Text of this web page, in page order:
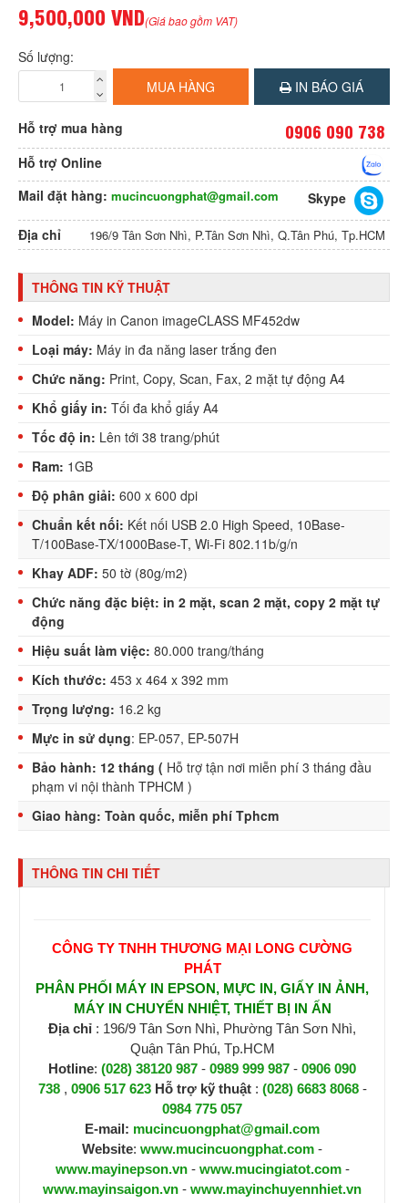
9,500,000 VND(Giá bao gồm VAT)
Số lượng:
MUA HÀNG
IN BÁO GIÁ
Hỗ trợ mua hàng 0906 090 738
Hỗ trợ Online
Mail đặt hàng: mucincuongphat@gmail.com
Skype
Địa chỉ
196/9 Tân Sơn Nhì, P.Tân Sơn Nhì, Q.Tân Phú, Tp.HCM
THÔNG TIN KỸ THUẬT
Model: Máy in Canon imageCLASS MF452dw
Loại máy: Máy in đa năng laser trắng đen
Chức năng: Print, Copy, Scan, Fax, 2 mặt tự động A4
Khổ giấy in: Tối đa khổ giấy A4
Tốc độ in: Lên tới 38 trang/phút
Ram: 1GB
Độ phân giải: 600 x 600 dpi
Chuẩn kết nối: Kết nối USB 2.0 High Speed, 10Base-
T/100Base-TX/1000Base-T, Wi-Fi 802.11b/g/n
Khay ADF: 50 tờ (80g/m2)
Chức năng đặc biệt: in 2 mặt, scan 2 mặt, copy 2 mặt tự
động
Hiệu suất làm việc: 80.000 trang/tháng
Kích thước: 453 x 464 x 392 mm
Trọng lượng: 16.2 kg
Mực in sử dụng: EP-057, EP-507H
Bảo hành: 12 tháng ( Hỗ trợ tận nơi miễn phí 3 tháng đầu
phạm vi nội thành TPHCM )
Giao hàng: Toàn quốc, miễn phí Tphcm
THÔNG TIN CHI TIẾT
CÔNG TY TNHH THƯƠNG MẠI LONG CƯỜNG
PHÁT
PHÂN PHỐI MÁY IN EPSON, MỰC IN, GIẤY IN ẢNH,
MÁY IN CHUYỂN NHIỆT, THIẾT BỊ IN ẤN
Địa chỉ : 196/9 Tân Sơn Nhì, Phường Tân Sơn Nhì,
Quận Tân Phú, Tp.HCM
Hotline: (028) 38120 987 - 0989 999 987 - 0906 090
738, 0906 517 623 Hỗ trợ kỹ thuật : (028) 6683 8068-
0984 775 057
E-mail: mucincuongphat@gmail.com
Website: www.mucincuongphat.com -
www.mayinepson.vn- www.mucingiatot.com-
www.mayinsaigon.vn - www.mayinchuyennhiet.vn